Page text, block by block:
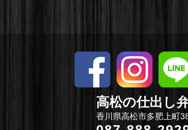
高松の仕出し
香川県高松市多肥上町